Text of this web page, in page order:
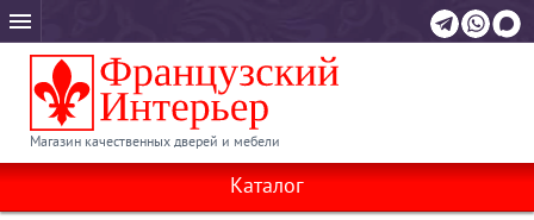
Магазин качественных дверей и мебели
Каталог